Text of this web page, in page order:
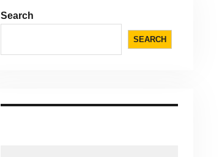
Search
SEARCH